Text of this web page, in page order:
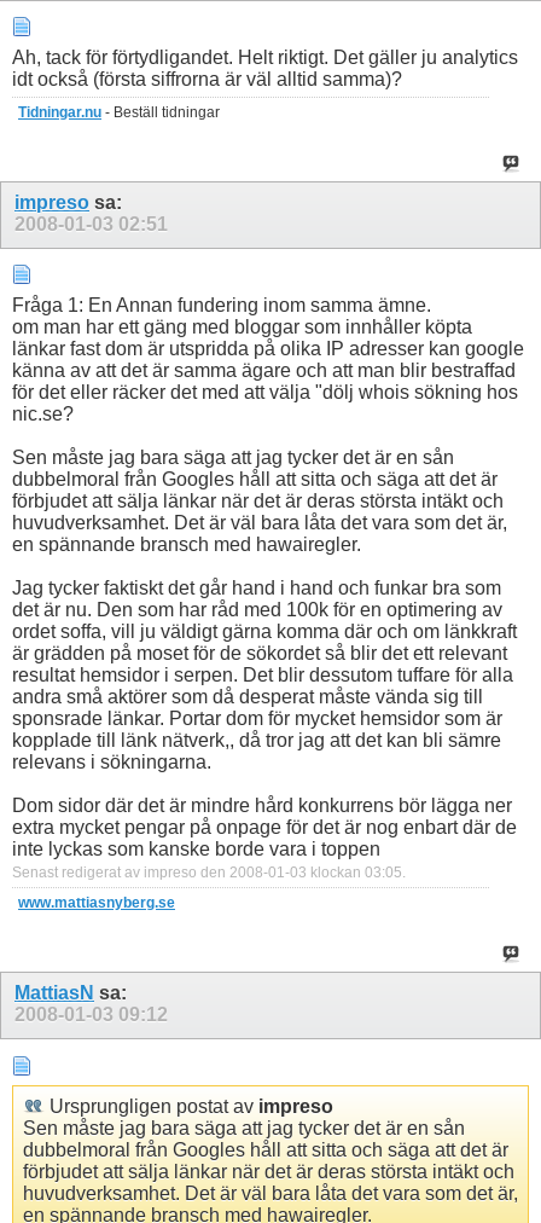
Ah, tack för förtydligandet. Helt riktigt. Det gäller ju analytics
idt också (första siffrorna är väl alltid samma)?
Tidningar.nu - Beställ tidningar
impreso sa:
2008-01-03 02:51
Fråga 1: En Annan fundering inom samma ämne.
om man har ett gäng med bloggar som innhåller köpta
länkar fast dom är utspridda på olika IP adresser kan google
känna av att det är samma ägare och att man blir bestraffad
för det eller räcker det med att välja "dölj whois sökning hos
nic.se?
Sen måste jag bara säga att jag tycker det är en sån
dubbelmoral från Googles håll att sitta och säga att det är
förbjudet att sälja länkar när det är deras största intäkt och
huvudverksamhet. Det är väl bara låta det vara som det är,
en spännande bransch med hawairegler.
Jag tycker faktiskt det går hand i hand och funkar bra som
det är nu. Den som har råd med 100k för en optimering av
ordet soffa, vill ju väldigt gärna komma där och om länkkraft
är grädden på moset för de sökordet så blir det ett relevant
resultat hemsidor i serpen. Det blir dessutom tuffare för alla
andra små aktörer som då desperat måste vända sig till
sponsrade länkar. Portar dom för mycket hemsidor som är
kopplade till länk nätverk,, då tror jag att det kan bli sämre
relevans i sökningarna.
Dom sidor där det är mindre hård konkurrens bör lägga ner
extra mycket pengar på onpage för det är nog enbart där de
inte lyckas som kanske borde vara i toppen
Senast redigerat av impreso den 2008-01-03 klockan 03:05.
www.mattiasnyberg.se
MattiasN sa:
2008-01-03 09:12
Ursprungligen postat av impreso
Sen måste jag bara säga att jag tycker det är en sån
dubbelmoral från Googles håll att sitta och säga att det är
förbjudet att sälja länkar när det är deras största intäkt och
huvudverksamhet. Det är väl bara låta det vara som det är,
en spännande bransch med hawairegler.